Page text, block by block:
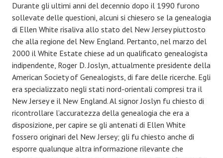
Durante gli ultimi anni del decennio dopo il 1990 furono
sollevate delle questioni, alcuni si chiesero se la genealogia
di Ellen White risaliva allo stato del New Jersey piuttosto
che alla regione del New England. Pertanto, nel marzo del
2000 il White Estate chiese ad un qualificato genealogista
indipendente, Roger D. Joslyn, attualmente presidente della
American Society of Genealogists, di fare delle ricerche. Egli
era specializzato negli stati nord-orientali compresi tra il
New Jersey e il New England. Al signor Joslyn fu chiesto di
ricontrollare l’accuratezza della genealogia che era a
disposizione, per capire se gli antenati di Ellen White
fossero originari del New Jersey; gli fu chiesto anche di
esporre qualunque altra informazione rilevante che